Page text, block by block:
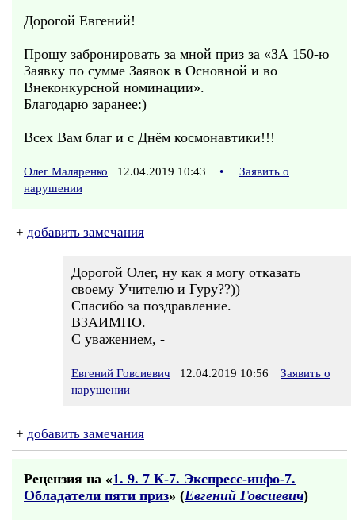
Дорогой Евгений!
Прошу забронировать за мной приз за «ЗА 150-ю
Заявку по сумме Заявок в Основной и во
Внеконкурсной номинации».
Благодарю заранее:)
Всех Вам благ и с Днём космонавтики!!!
Олег Маляренко 12.04.2019 10:43 •
Заявить о
нарушении
+ добавить замечания
Дорогой Олег, ну как я могу отказать
своему Учителю и Гуру??))
Спасибо за поздравление.
ВЗАИМНО.
С уважением, -
Евгений Говсиевич 12.04.2019 10:56
Заявить о
нарушении
+ добавить замечания
Рецензия на «1. 9. 7 К-7. Экспресс-инфо-7.
Обладатели пяти приз» (Евгений Говсиевич)